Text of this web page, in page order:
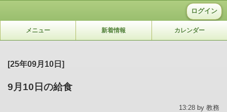
ログイン
メニュー 新着情報 カレンダー
[25年09月10日]
9月10日の給食
13:28 by 教務